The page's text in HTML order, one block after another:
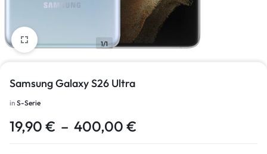
1/1
Samsung Galaxy S26 Ultra
in S-Serie
19,90 € – 400,00 €